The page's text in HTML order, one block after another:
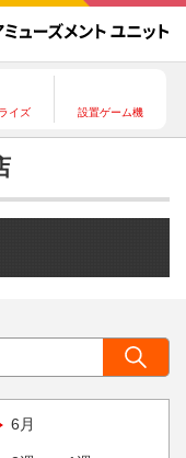
イズ 設置ゲーム機
6月